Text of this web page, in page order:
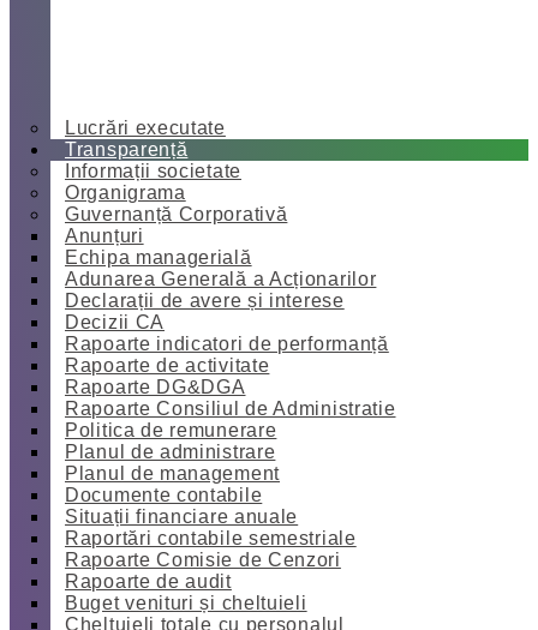
Lucrări executate
Transparență
Informații societate
Organigrama
Guvernanță Corporativă
Anunțuri
Echipa managerială
Adunarea Generală a Acționarilor
Declarații de avere și interese
Decizii CA
Rapoarte indicatori de performanță
Rapoarte de activitate
Rapoarte DG&DGA
Rapoarte Consiliul de Administratie
Politica de remunerare
Planul de administrare
Planul de management
Documente contabile
Situații financiare anuale
Raportări contabile semestriale
Rapoarte Comisie de Cenzori
Rapoarte de audit
Buget venituri și cheltuieli
Cheltuieli totale cu personalul